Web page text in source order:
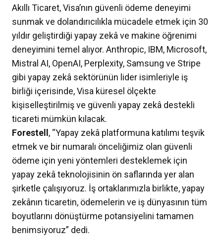
Akıllı Ticaret, Visa’nın güvenli ödeme deneyimi
sunmak ve dolandırıcılıkla mücadele etmek için 30
yıldır geliştirdiği yapay zekâ ve makine öğrenimi
deneyimini temel alıyor. Anthropic, IBM, Microsoft,
Mistral AI, OpenAI, Perplexity, Samsung ve Stripe
gibi yapay zekâ sektörünün lider isimleriyle iş
birliği içerisinde, Visa küresel ölçekte
kişiselleştirilmiş ve güvenli yapay zekâ destekli
ticareti mümkün kılacak.
Forestell , “Yapay zekâ platformuna katılımı teşvik
etmek ve bir numaralı önceliğimiz olan güvenli
ödeme için yeni yöntemleri desteklemek için
yapay zekâ teknolojisinin ön saflarında yer alan
şirketle çalışıyoruz. İş ortaklarımızla birlikte, yapay
zekânın ticaretin, ödemelerin ve iş dünyasının tüm
boyutlarını dönüştürme potansiyelini tamamen
benimsiyoruz” dedi.